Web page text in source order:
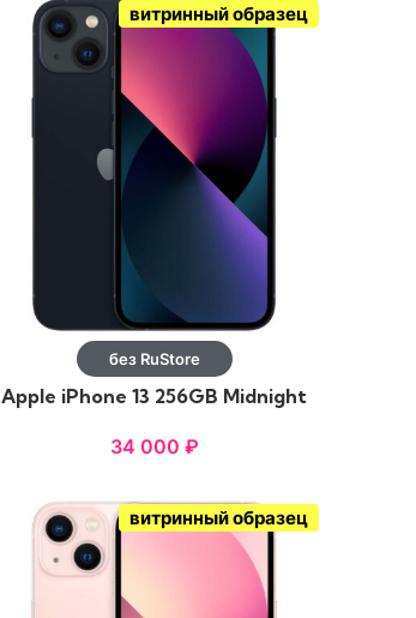
витринный образец
без RuStore
Apple iPhone 13 256GB Midnight
34 000 ₽
витринный образец